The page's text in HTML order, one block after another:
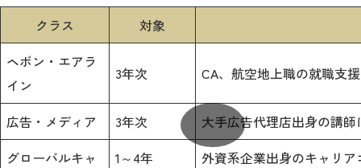
クラス
対象
ヘボン・エアラ
イン
3年次 CA、航空地上職の就職支援
広告・メディア 3年次
大手広告代理店出身の講
グローバルキャ
1～4年
外資系企業出身のキャリ